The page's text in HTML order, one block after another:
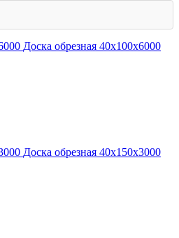
Доска обрезная 40х100х6000
Доска обрезная 40х150х3000